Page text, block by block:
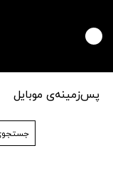
پس‌زمینه‌ی موبایل
جستجو
برای:
دکمه جستجو